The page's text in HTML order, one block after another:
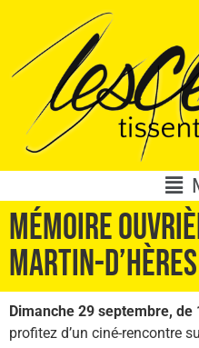
Mémoire
Martin-d’Hères
Dimanche 29 septembre, de
profitez d’un ciné-rencontre